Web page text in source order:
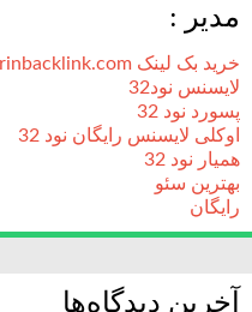
مدیر :
خرید بک لینک behtarinbacklink.com
لایسنس نود32
پسورد نود 32
اوکلی لایسنس رایگان نود 32
همیار نود 32
بهترین سئو
رایگان
آخرین دیدگاه‌ها